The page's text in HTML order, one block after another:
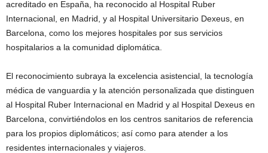
acreditado en España, ha reconocido al Hospital Ruber
Internacional, en Madrid, y al Hospital Universitario Dexeus, en
Barcelona, como los mejores hospitales por sus servicios
hospitalarios a la comunidad diplomática.
El reconocimiento subraya la excelencia asistencial, la tecnología
médica de vanguardia y la atención personalizada que distinguen
al Hospital Ruber Internacional en Madrid y al Hospital Dexeus en
Barcelona, convirtiéndolos en los centros sanitarios de referencia
para los propios diplomáticos; así como para atender a los
residentes internacionales y viajeros.